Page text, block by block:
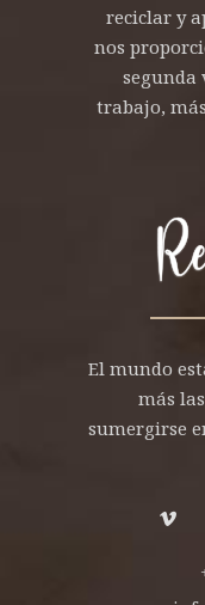
reciclar y
nos
segunda
trabajo,
El mundo
más
sumergirse